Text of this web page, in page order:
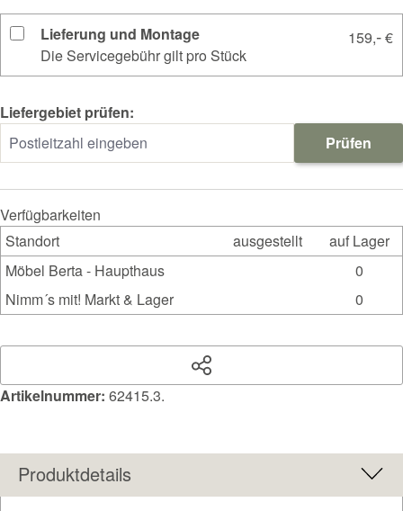
Lieferung und Montage
Die Servicegebühr gilt pro Stück
159,-€
Liefergebiet prüfen:
Prüfen
Verfügbarkeiten
Standort
ausgestellt
auf Lager
Möbel Berta - Haupthaus
0
Nimm´s mit! Markt & Lager
0
Artikelnummer: 62415.3.
Produktdetails